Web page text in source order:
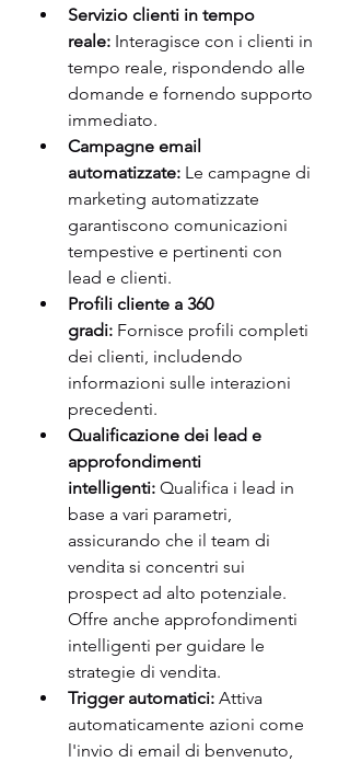
Servizio clienti in tempo
reale: Interagisce con i clienti in
tempo reale, rispondendo alle
domande e fornendo supporto
immediato.
Campagne email
automatizzate: Le campagne di
marketing automatizzate
garantiscono comunicazioni
tempestive e pertinenti con
lead e clienti.
Profili cliente a 360
gradi: Fornisce profili completi
dei clienti, includendo
informazioni sulle interazioni
precedenti.
Qualificazione dei lead e
approfondimenti
intelligenti: Qualifica i lead in
base a vari parametri,
assicurando che il team di
vendita si concentri sui
prospect ad alto potenziale.
Offre anche approfondimenti
intelligenti per guidare le
strategie di vendita.
Trigger automatici: Attiva
automaticamente azioni come
l'invio di email di benvenuto,